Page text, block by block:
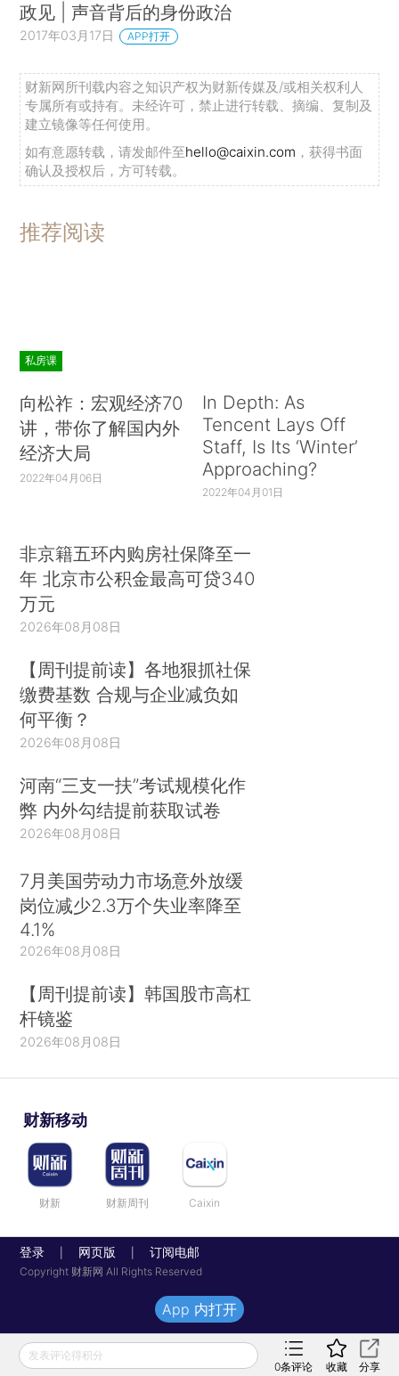
政见 | 声音背后的身份政治
2017年03月17日 APP打开
财新网所刊载内容之知识产权为财新传媒及/或相关权利人
专属所有或持有。未经许可，禁止进行转载、摘编、复制及
建立镜像等任何使用。
如有意愿转载，请发邮件至hello@caixin.com ，获得书面
确认及授权后，方可转载。
推荐阅读
私房课
向松祚：宏观经济70
讲，带你了解国内外
经济大局
2022年04月06日
In Depth: As
Tencent Lays Off
Staff, Is Its ‘Winter’
Approaching?
2022年04月01日
非京籍五环内购房社保降至一
年 北京市公积金最高可贷340
万元
2026年08月08日
【周刊提前读】各地狠抓社保
缴费基数 合规与企业减负如
何平衡？
2026年08月08日
河南“三支一扶”考试规模化作
弊 内外勾结提前获取试卷
2026年08月08日
7月美国劳动力市场意外放缓
岗位减少2.3万个失业率降至
4.1%
2026年08月08日
【周刊提前读】韩国股市高杠
杆镜鉴
2026年08月08日
财新移动
财新 财新周刊 Caixin
登录 网页版 订阅电邮
Copyright 财新网 All Rights Reserved
发表评论得积分
0条评论 收藏 分享
App 内打开